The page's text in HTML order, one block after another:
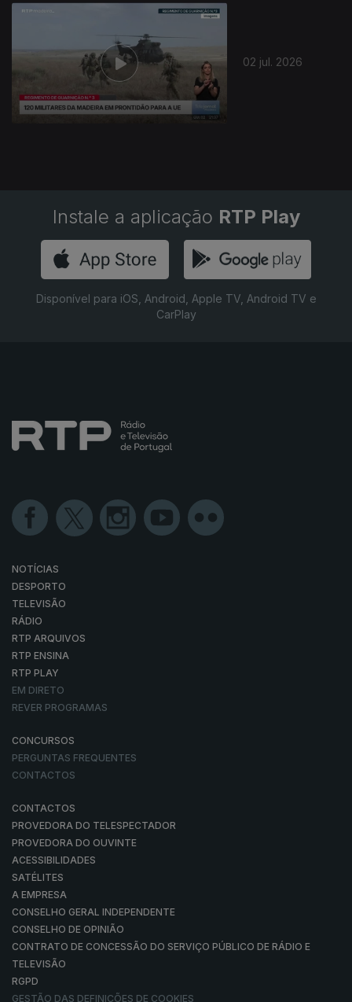
02 jul. 2026
Instale a aplicação RTP Play
Disponível para iOS, Android, Apple TV, Android TV e
CarPlay
NOTÍCIAS
DESPORTO
TELEVISÃO
RÁDIO
RTP ARQUIVOS
RTP ENSINA
RTP PLAY
EM DIRETO
REVER PROGRAMAS
CONCURSOS
PERGUNTAS FREQUENTES
CONTACTOS
CONTACTOS
PROVEDORA DO TELESPECTADOR
PROVEDORA DO OUVINTE
ACESSIBILIDADES
SATÉLITES
A EMPRESA
CONSELHO GERAL INDEPENDENTE
CONSELHO DE OPINIÃO
CONTRATO DE CONCESSÃO DO SERVIÇO PÚBLICO DE RÁDIO E
TELEVISÃO
RGPD
GESTÃO DAS DEFINIÇÕES DE COOKIES